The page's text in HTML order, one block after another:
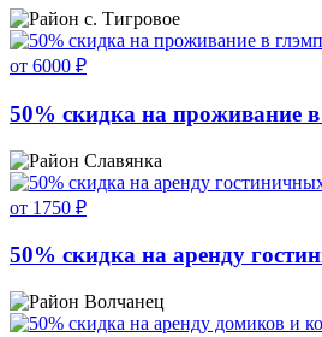
с. Тигровое
от 6000 ₽
50% скидка на проживание
Славянка
от 1750 ₽
50% скидка на аренду
Волчанец